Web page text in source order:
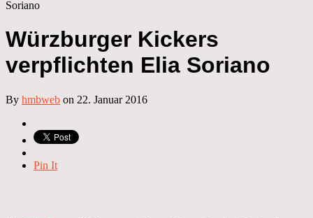
Soriano
Würzburger Kickers
verpflichten Elia Soriano
By hmbweb on 22. Januar 2016
Pin It